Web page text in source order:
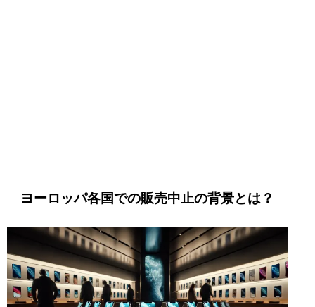
ヨーロッパ各国での販売中止の背景とは？